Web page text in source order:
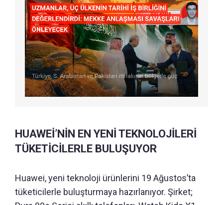
HUAWEİ’NİN EN YENİ TEKNOLOJİLERİ
TÜKETİCİLERLE BULUŞUYOR
Huawei, yeni teknoloji ürünlerini 19 Ağustos’ta
tüketicilerle buluşturmaya hazırlanıyor. Şirket;